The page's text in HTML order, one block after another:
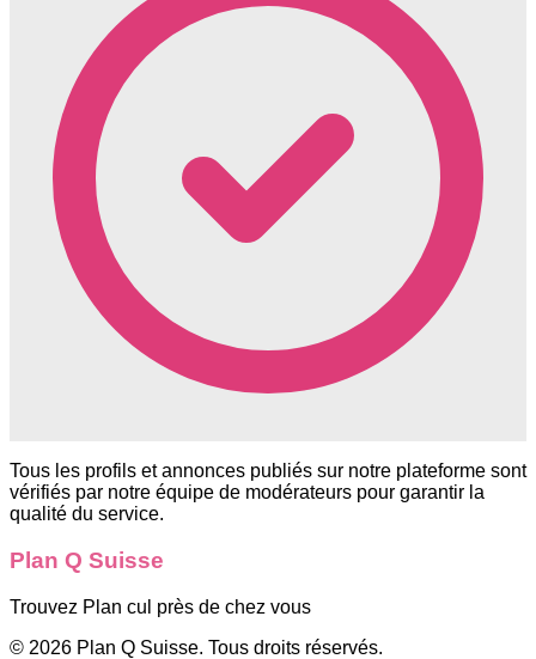
Tous les profils et annonces publiés sur notre plateforme sont
vérifiés par notre équipe de modérateurs pour garantir la
qualité du service.
Plan Q Suisse
Trouvez Plan cul près de chez vous
© 2026 Plan Q Suisse. Tous droits réservés.